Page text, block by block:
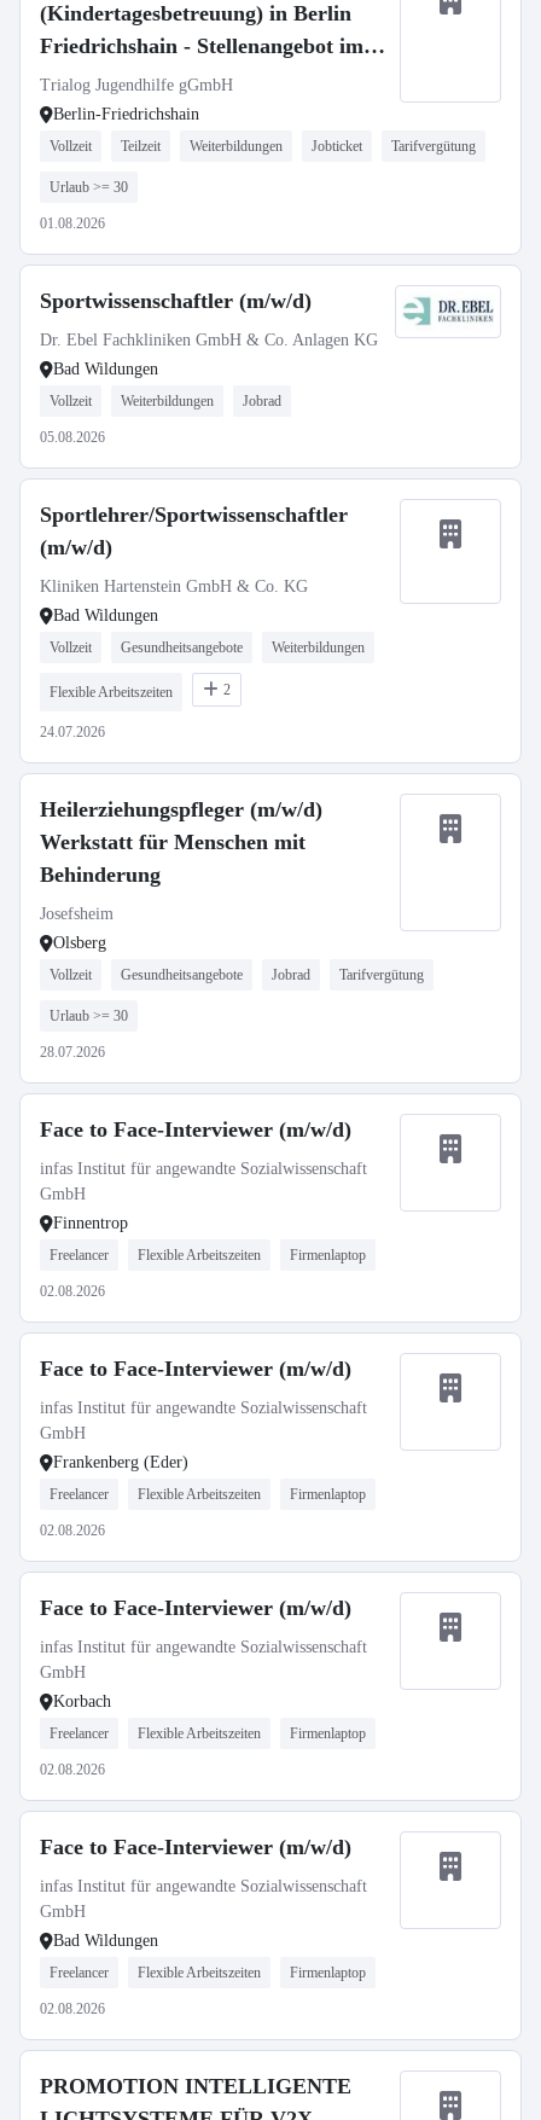
(Kindertagesbetreuung) in Berlin
Friedrichshain - Stellenangebot im
Stellenmarkt Bildung
Trialog Jugendhilfe gGmbH
Berlin-Friedrichshain
Vollzeit Teilzeit Weiterbildungen Jobticket Tarifvergütung
Urlaub >= 30
01.08.2026
Sportwissenschaftler (m/w/d)
Dr. Ebel Fachkliniken GmbH & Co. Anlagen KG
Bad Wildungen
Vollzeit Weiterbildungen Jobrad
05.08.2026
Sportlehrer/Sportwissenschaftler
(m/w/d)
Kliniken Hartenstein GmbH & Co. KG
Bad Wildungen
Vollzeit Gesundheitsangebote Weiterbildungen
Flexible Arbeitszeiten 2
24.07.2026
Heilerziehungspfleger (m/w/d)
Werkstatt für Menschen mit
Behinderung
Josefsheim
Olsberg
Vollzeit Gesundheitsangebote Jobrad Tarifvergütung
Urlaub >= 30
28.07.2026
Face to Face-Interviewer (m/w/d)
infas Institut für angewandte Sozialwissenschaft
GmbH
Finnentrop
Freelancer Flexible Arbeitszeiten Firmenlaptop
02.08.2026
Face to Face-Interviewer (m/w/d)
infas Institut für angewandte Sozialwissenschaft
GmbH
Frankenberg (Eder)
Freelancer Flexible Arbeitszeiten Firmenlaptop
02.08.2026
Face to Face-Interviewer (m/w/d)
infas Institut für angewandte Sozialwissenschaft
GmbH
Korbach
Freelancer Flexible Arbeitszeiten Firmenlaptop
02.08.2026
Face to Face-Interviewer (m/w/d)
infas Institut für angewandte Sozialwissenschaft
GmbH
Bad Wildungen
Freelancer Flexible Arbeitszeiten Firmenlaptop
02.08.2026
PROMOTION INTELLIGENTE